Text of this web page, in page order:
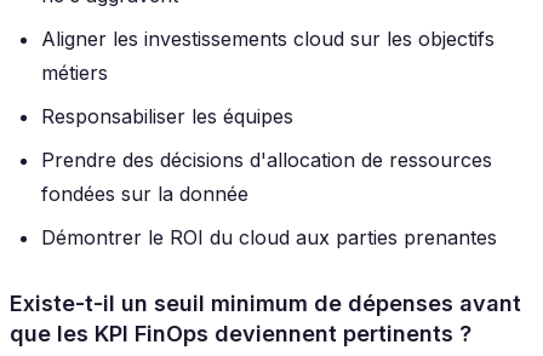
Aligner les investissements cloud sur les objectifs
métiers
Responsabiliser les équipes
Prendre des décisions d'allocation de ressources
fondées sur la donnée
Démontrer le ROI du cloud aux parties prenantes
Existe-t-il un seuil minimum de dépenses avant
que les KPI FinOps deviennent pertinents ?